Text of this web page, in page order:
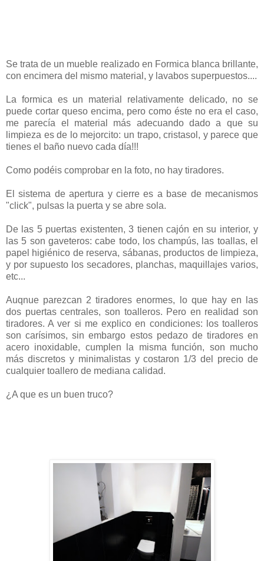
Se trata de un mueble realizado en Formica blanca brillante,
con encimera del mismo material, y lavabos superpuestos....
La formica es un material relativamente delicado, no se
puede cortar queso encima, pero como éste no era el caso,
me parecía el material más adecuando dado a que su
limpieza es de lo mejorcito: un trapo, cristasol, y parece que
tienes el baño nuevo cada día!!!
Como podéis comprobar en la foto, no hay tiradores.
El sistema de apertura y cierre es a base de mecanismos
"click", pulsas la puerta y se abre sola.
De las 5 puertas existenten, 3 tienen cajón en su interior, y
las 5 son gaveteros: cabe todo, los champús, las toallas, el
papel higiénico de reserva, sábanas, productos de limpieza,
y por supuesto los secadores, planchas, maquillajes varios,
etc...
Auqnue parezcan 2 tiradores enormes, lo que hay en las
dos puertas centrales, son toalleros. Pero en realidad son
tiradores. A ver si me explico en condiciones: los toalleros
son carísimos, sin embargo estos pedazo de tiradores en
acero inoxidable, cumplen la misma función, son mucho
más discretos y minimalistas y costaron 1/3 del precio de
cualquier toallero de mediana calidad.
¿A que es un buen truco?